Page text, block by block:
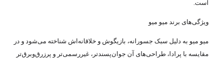
است.
ویژگی‌های برند میو میو
میو میو به دلیل سبک جسورانه، بازیگوش و خلاقانه‌اش شناخته می‌شود و در
مقایسه با پرادا، طراحی‌های آن جوان‌پسندتر، غیررسمی‌تر و پرزرق‌وبرق‌تر